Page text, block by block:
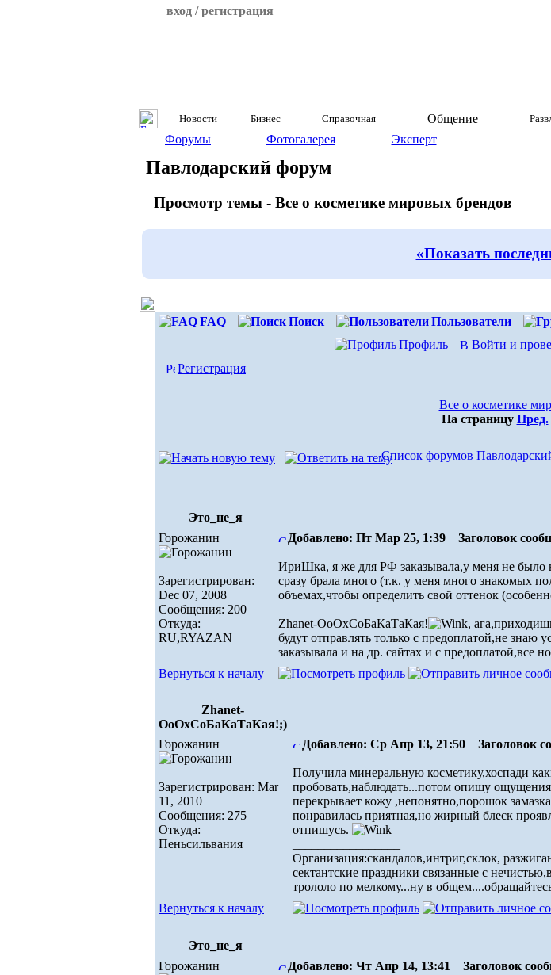
вход / регистрация
Новости Бизнес Справочная Общение
Форумы Фотогалерея Эксперт
Павлодарский форум
Просмотр темы - Все о косметике мировых брендов
«Показать
FAQ Поиск Пользователи
Профиль
Войти и
Регистрация
Все о косметике
На страницу Пред.
Список форумов
Это_не_я
Горожанин
Зарегистрирован:
Dec 07, 2008
Сообщения: 200
Откуда:
RU,RYAZAN
Добавлено: Пт Мар 25, 1:39 Заголовок
ИриШка, я же для РФ заказывала,у меня не было
сразу брала много (т.к. у меня много знакомых
объемах,чтобы определить свой оттенок
Zhanet-ОоОхСоБаКаТаКая!
,
будут отправлять только с предоплатой,не знаю
заказывала и на др. сайтах и с предоплатой,все
Вернуться к началу
Zhanet-
ОоОхСоБаКаТаКая!;)
Горожанин
Зарегистрирован: Mar
11, 2010
Сообщения: 275
Откуда:
Пеньсильвания
Добавлено: Ср Апр 13, 21:50 Заголовок
Получила минеральную косметику,хоспади
пробовать,наблюдать...потом опишу
перекрывает кожу ,непонятно,порошок
понравилась приятная,но жирный блеск
отпишусь.
Организация:скандалов,интриг,склок,
сектантские праздники связанные с
трололо по мелкому...ну в
Вернуться к началу
Это_не_я
Горожанин
Добавлено: Чт Апр 14, 13:41 Заголовок